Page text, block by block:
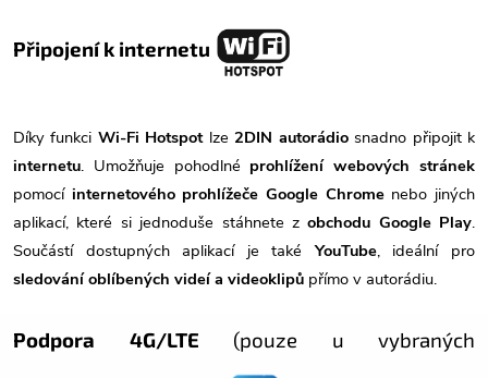
Připojení k internetu
Díky funkci Wi-Fi Hotspotlze 2DIN autorádiosnadno připojit k
internetu. Umožňuje pohodlné prohlížení webových stránek
pomocí internetového prohlížeče Google Chromenebo jiných
aplikací, které si jednoduše stáhnete zobchodu Google Play.
Součástí dostupných aplikací je takéYouTube, ideální pro
sledování oblíbených videí a videoklipů přímo v autorádiu.
Podpora 4G/LTE (pouze u vybraných